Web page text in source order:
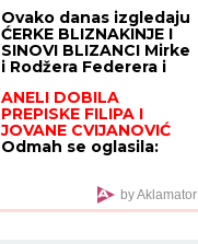
za koju vam šporet
nije potreban
Ovako danas izgledaju
ĆERKE BLIZNAKINJE I
SINOVI BLIZANCI Mirke
i Rodžera Federera i
liče! Morali da zarađuju
DŽEPERAC iako im je
otac milijarder: "Neka
znaju da novac ne
ANELI DOBILA
PREPISKE FILIPA I
JOVANE CVIJANOVIĆ
Odmah se oglasila:
kontaktirala Đukića
by Aklamator